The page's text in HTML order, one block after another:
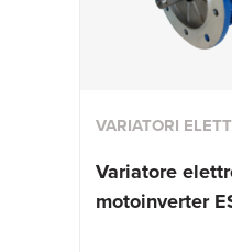
VARIATORI
Variatore
motoinverter